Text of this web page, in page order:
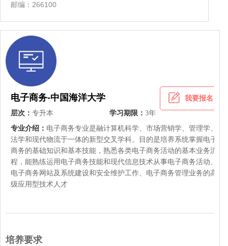
邮编：266100
电子商务-中国海洋大学
层次： 专升本 学习期限： 3年
专业介绍： 电子商务专业是融计算机科学、市场营销学、管理学、
法学和现代物流于一体的新型交叉学科。目的是培养系统掌握电子
商务的基础知识和基本技能，熟悉各类电子商务活动的基本业务流
程，能熟练运用电子商务技能和现代信息技术从事电子商务活动、
电子商务网站及系统建设和安全维护工作、电子商务管理业务的高
级应用型技术人才
我要报名
培养要求